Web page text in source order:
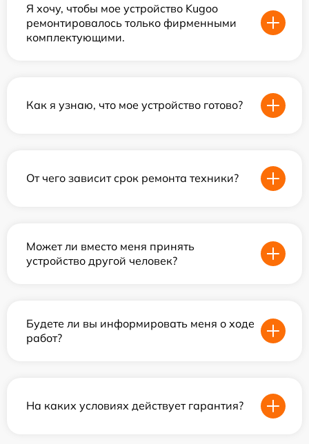
Я хочу, чтобы мое устройство Kugoo
ремонтировалось только фирменными
комплектующими.
Как я узнаю, что мое устройство готово?
От чего зависит срок ремонта техники?
Может ли вместо меня принять
устройство другой человек?
Будете ли вы информировать меня о ходе
работ?
На каких условиях действует гарантия?